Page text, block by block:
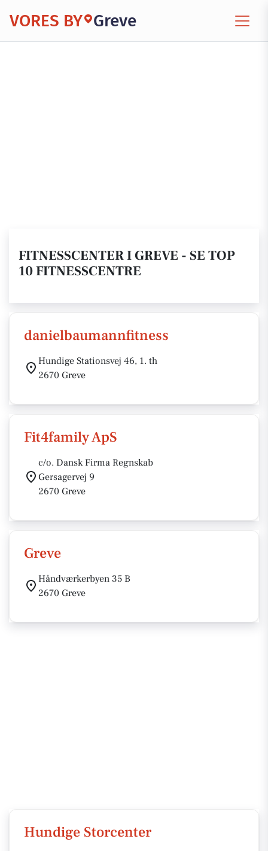
VORES BY Greve
FITNESSCENTER I GREVE - SE TOP
10 FITNESSCENTRE
danielbaumannfitness
Hundige Stationsvej 46, 1. th
2670 Greve
Fit4family ApS
c/o. Dansk Firma Regnskab
Gersagervej 9
2670 Greve
Greve
Håndværkerbyen 35 B
2670 Greve
Hundige Storcenter